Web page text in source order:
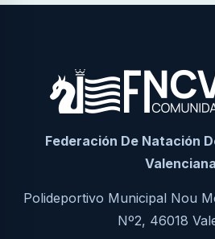
Federación De Natación
Valenciana
Polideportivo Municipal Nou
Nº2, 46018